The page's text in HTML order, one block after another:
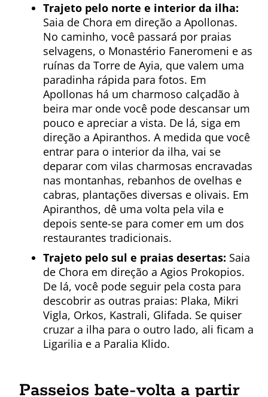
Trajeto pelo norte e interior da ilha:
Saia de Chora em direção a Apollonas.
No caminho, você passará por praias
selvagens, o Monastério Faneromeni e as
ruínas da Torre de Ayia, que valem uma
paradinha rápida para fotos. Em
Apollonas há um charmoso calçadão à
beira mar onde você pode descansar um
pouco e apreciar a vista. De lá, siga em
direção a Apiranthos. A medida que você
entrar para o interior da ilha, vai se
deparar com vilas charmosas encravadas
nas montanhas, rebanhos de ovelhas e
cabras, plantações diversas e olivais. Em
Apiranthos, dê uma volta pela vila e
depois sente-se para comer em um dos
restaurantes tradicionais.
Trajeto pelo sul e praias desertas: Saia
de Chora em direção a Agios Prokopios.
De lá, você pode seguir pela costa para
descobrir as outras praias: Plaka, Mikri
Vigla, Orkos, Kastrali, Glifada. Se quiser
cruzar a ilha para o outro lado, ali ficam a
Ligarilia e a Paralia Klido.
Passeios bate-volta a partir